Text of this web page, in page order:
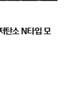
탄소 N타입 모